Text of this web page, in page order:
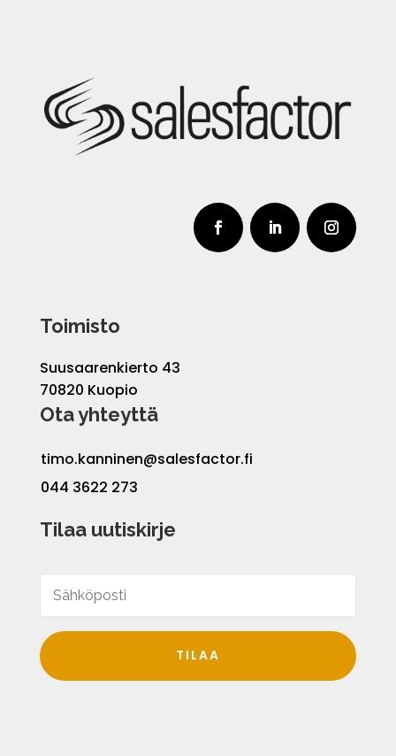
Toimisto
Suusaarenkierto 43
70820 Kuopio
Ota yhteyttä
timo.kanninen@salesfactor.fi
044 3622 273
Tilaa uutiskirje
TILAA